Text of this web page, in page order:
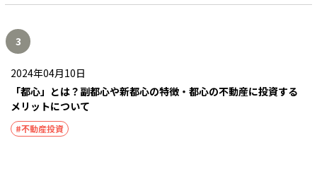
3
2024年04月10日
「都心」とは？副都心や新都心の特徴・都心の不動産に投資する
メリットについて
#不動産投資